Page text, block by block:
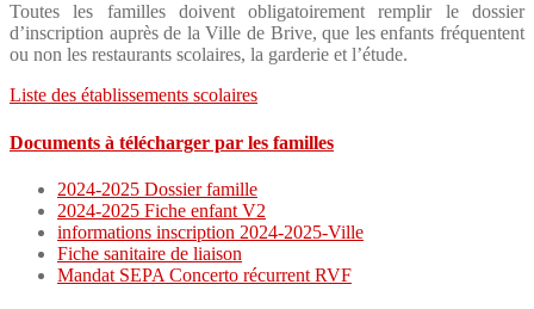
Toutes les familles doivent obligatoirement remplir le dossier
d’inscription auprès de la Ville de Brive, que les enfants fréquentent
ou non les restaurants scolaires, la garderie et l’étude.
Liste des établissements scolaires
Documents à télécharger par les familles
2024-2025 Dossier famille
2024-2025 Fiche enfant V2
informations inscription 2024-2025-Ville
Fiche sanitaire de liaison
Mandat SEPA Concerto récurrent RVF